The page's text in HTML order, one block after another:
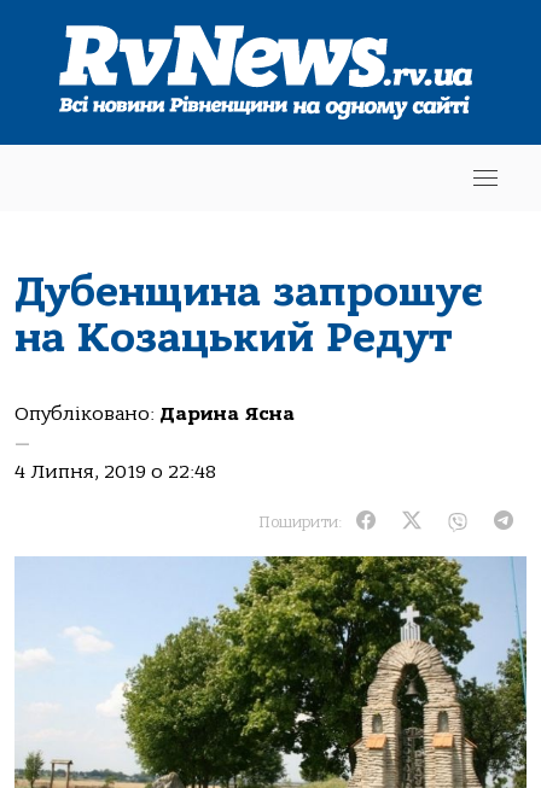
Дубенщина запрошує
на Козацький Редут
Опубліковано: Дарина Ясна
—
4 Липня, 2019 о 22:48
Поширити: